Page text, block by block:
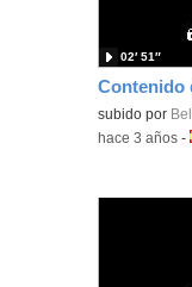
Contenido
subido por
02′ 51″
-hace 3 años -